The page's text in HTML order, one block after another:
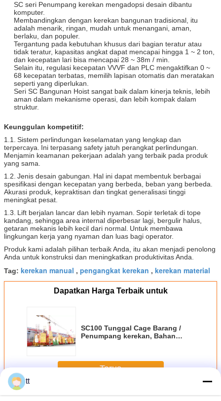
SC seri Penumpang kerekan mengadopsi desain dibantu
komputer.
Membandingkan dengan kerekan bangunan tradisional, itu
adalah menarik, ringan, mudah untuk menangani, aman,
berlaku, dan populer.
Tergantung pada kebutuhan khusus dari bagian teratur atau
tidak teratur, kapasitas angkat dapat mencapai hingga 1 ~ 2 ton,
dan kecepatan lari bisa mencapai 28 ~ 38m / min.
Selain itu, regulasi kecepatan VVVF dan PLC mengaktifkan 0 ~
68 kecepatan terbatas, memilih lapisan otomatis dan meratakan
seperti yang diperlukan.
Seri SC Bangunan Hoist sangat baik dalam kinerja teknis, lebih
aman dalam mekanisme operasi, dan lebih kompak dalam
struktur.
Keunggulan kompetitif:
1.1.
Sistem perlindungan keselamatan yang lengkap dan
terpercaya. Ini terpasang safety jatuh perangkat perlindungan.
Menjamin keamanan pekerjaan adalah yang terbaik pada produk
yang sama.
1.2. Jenis desain gabungan. Hal ini dapat membentuk berbagai
spesifikasi dengan kecepatan yang berbeda, beban yang berbeda.
Akurasi produk, kepraktisan dan tingkat generalisasi tinggi
meningkat pesat.
1.3. Lift berjalan lancar dan lebih nyaman. Sopir terletak di tope
kandang, sehingga area internal diperbesar lagi, bergulir halus,
getaran mekanis lebih kecil dari normal. Untuk membawa
lingkungan kerja yang nyaman dan luas bagi operator.
Produk kami adalah pilihan terbaik Anda, itu akan menjadi penolong
Anda untuk konstruksi dan meningkatkan produktivitas Anda.
Tag: kerekan manual , pengangkat kerekan , kerekan material
Dapatkan Harga Terbaik untuk
SC100 Tunggal Cage Barang /
Penumpang kerekan, Bahan
Terus
LebihBahan konstruksi Lifting Hoist
tt